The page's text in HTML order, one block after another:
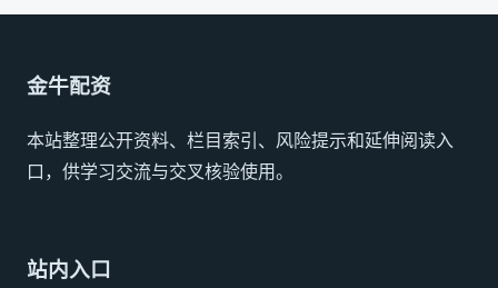
金牛配资
本站整理公开资料、栏目索引、风险提示和延伸阅读入
口，供学习交流与交叉核验使用。
站内入口